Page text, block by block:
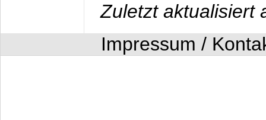
Zuletzt aktualisiert
Impressum /